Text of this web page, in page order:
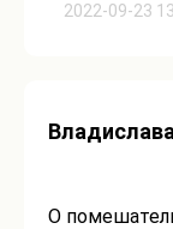
2022-09-23
О